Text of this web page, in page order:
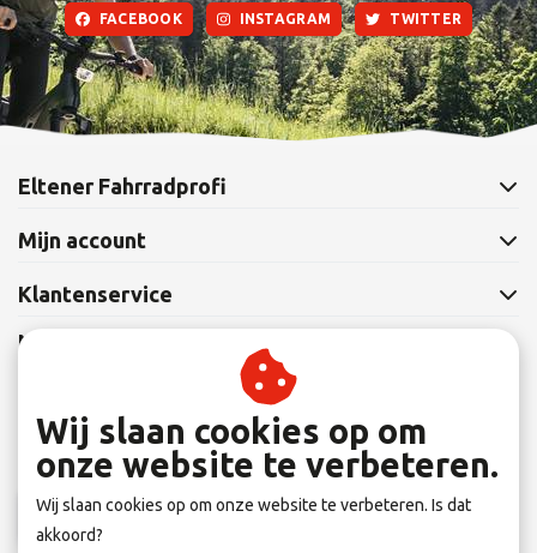
FACEBOOK INSTAGRAM TWITTER
Eltener Fahrradprofi
Mijn account
Klantenservice
Nieuwsbrief
Abonneer je op onze nieuwsbrief om op de hoogte te blijven.
Abonneer
Wij slaan cookies op om
onze website te verbeteren.
Wij slaan cookies op om onze website te verbeteren. Is dat
akkoord?